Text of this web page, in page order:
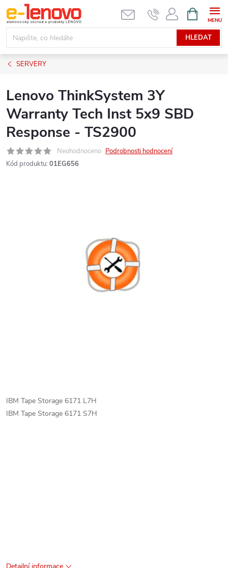
Přejít
na
obsah
HLEDAT
NÁKUPNÍ
KOŠÍK
SERVERY
Lenovo ThinkSystem 3Y
Warranty Tech Inst 5x9 SBD
Response - TS2900
Neohodnoceno Podrobnosti hodnocení
Kód produktu: 01EG656
IBM Tape Storage 6171 L7H
IBM Tape Storage 6171 S7H